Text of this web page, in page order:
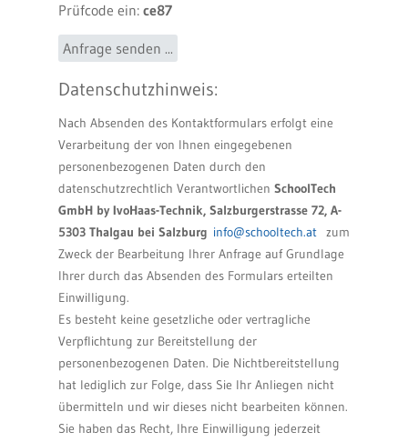
Prüfcode ein: ce87
Anfrage senden ...
Datenschutzhinweis:
Nach Absenden des Kontaktformulars erfolgt eine
Verarbeitung der von Ihnen eingegebenen
personenbezogenen Daten durch den
datenschutzrechtlich Verantwortlichen SchoolTech
GmbH by IvoHaas-Technik, Salzburgerstrasse 72, A-
5303 Thalgau bei Salzburg info@schooltech.at zum
Zweck der Bearbeitung Ihrer Anfrage auf Grundlage
Ihrer durch das Absenden des Formulars erteilten
Einwilligung.
Es besteht keine gesetzliche oder vertragliche
Verpflichtung zur Bereitstellung der
personenbezogenen Daten. Die Nichtbereitstellung
hat lediglich zur Folge, dass Sie Ihr Anliegen nicht
übermitteln und wir dieses nicht bearbeiten können.
Sie haben das Recht, Ihre Einwilligung jederzeit